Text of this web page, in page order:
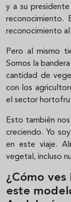
y a su
reconocimiento.
reconocimiento
Pero al mismo
Somos la
cantidad de
con los
el sector
Esto también
creciendo. Yo
en este viaje.
vegetal, incluso
¿Cómo
este